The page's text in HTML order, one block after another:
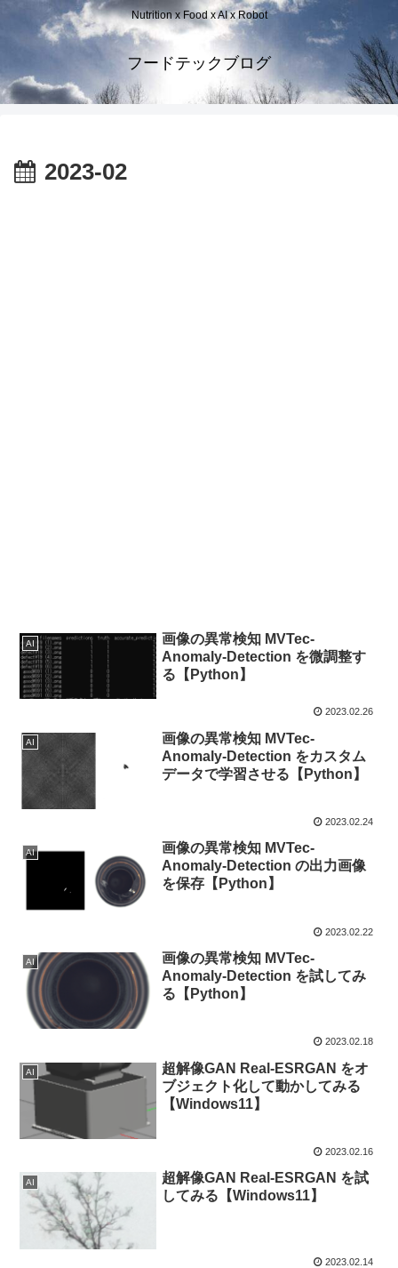
Nutrition x Food x AI x Robot
フードテックブログ
2023-02
AI
画像の異常検知 MVTec-
Anomaly-Detection を微調整す
る【Python】
2023.02.26
AI
画像の異常検知 MVTec-
Anomaly-Detection をカスタム
データで学習させる【Python】
2023.02.24
AI
画像の異常検知 MVTec-
Anomaly-Detection の出力画像
を保存【Python】
2023.02.22
AI
画像の異常検知 MVTec-
Anomaly-Detection を試してみ
る【Python】
2023.02.18
AI
超解像GAN Real-ESRGAN をオ
ブジェクト化して動かしてみる
【Windows11】
2023.02.16
AI
超解像GAN Real-ESRGAN を試
してみる【Windows11】
2023.02.14